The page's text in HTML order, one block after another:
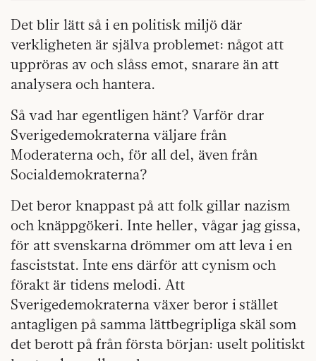
Det blir lätt så i en politisk miljö där
verkligheten är själva problemet: något att
uppröras av och slåss emot, snarare än att
analysera och hantera.
Så vad har egentligen hänt? Varför drar
Sverige­demokraterna väljare från
Moderaterna och, för all del, även från
Socialdemokraterna?
Det beror knappast på att folk gillar nazism
och knäppgökeri. Inte heller, vågar jag gissa,
för att svenskarna drömmer om att leva i en
fasciststat. Inte ens därför att cynism och
förakt är tidens melodi. Att
Sverigedemokraterna växer beror i stället
antagligen på samma lättbegripliga skäl som
det berott på från första början: uselt politiskt